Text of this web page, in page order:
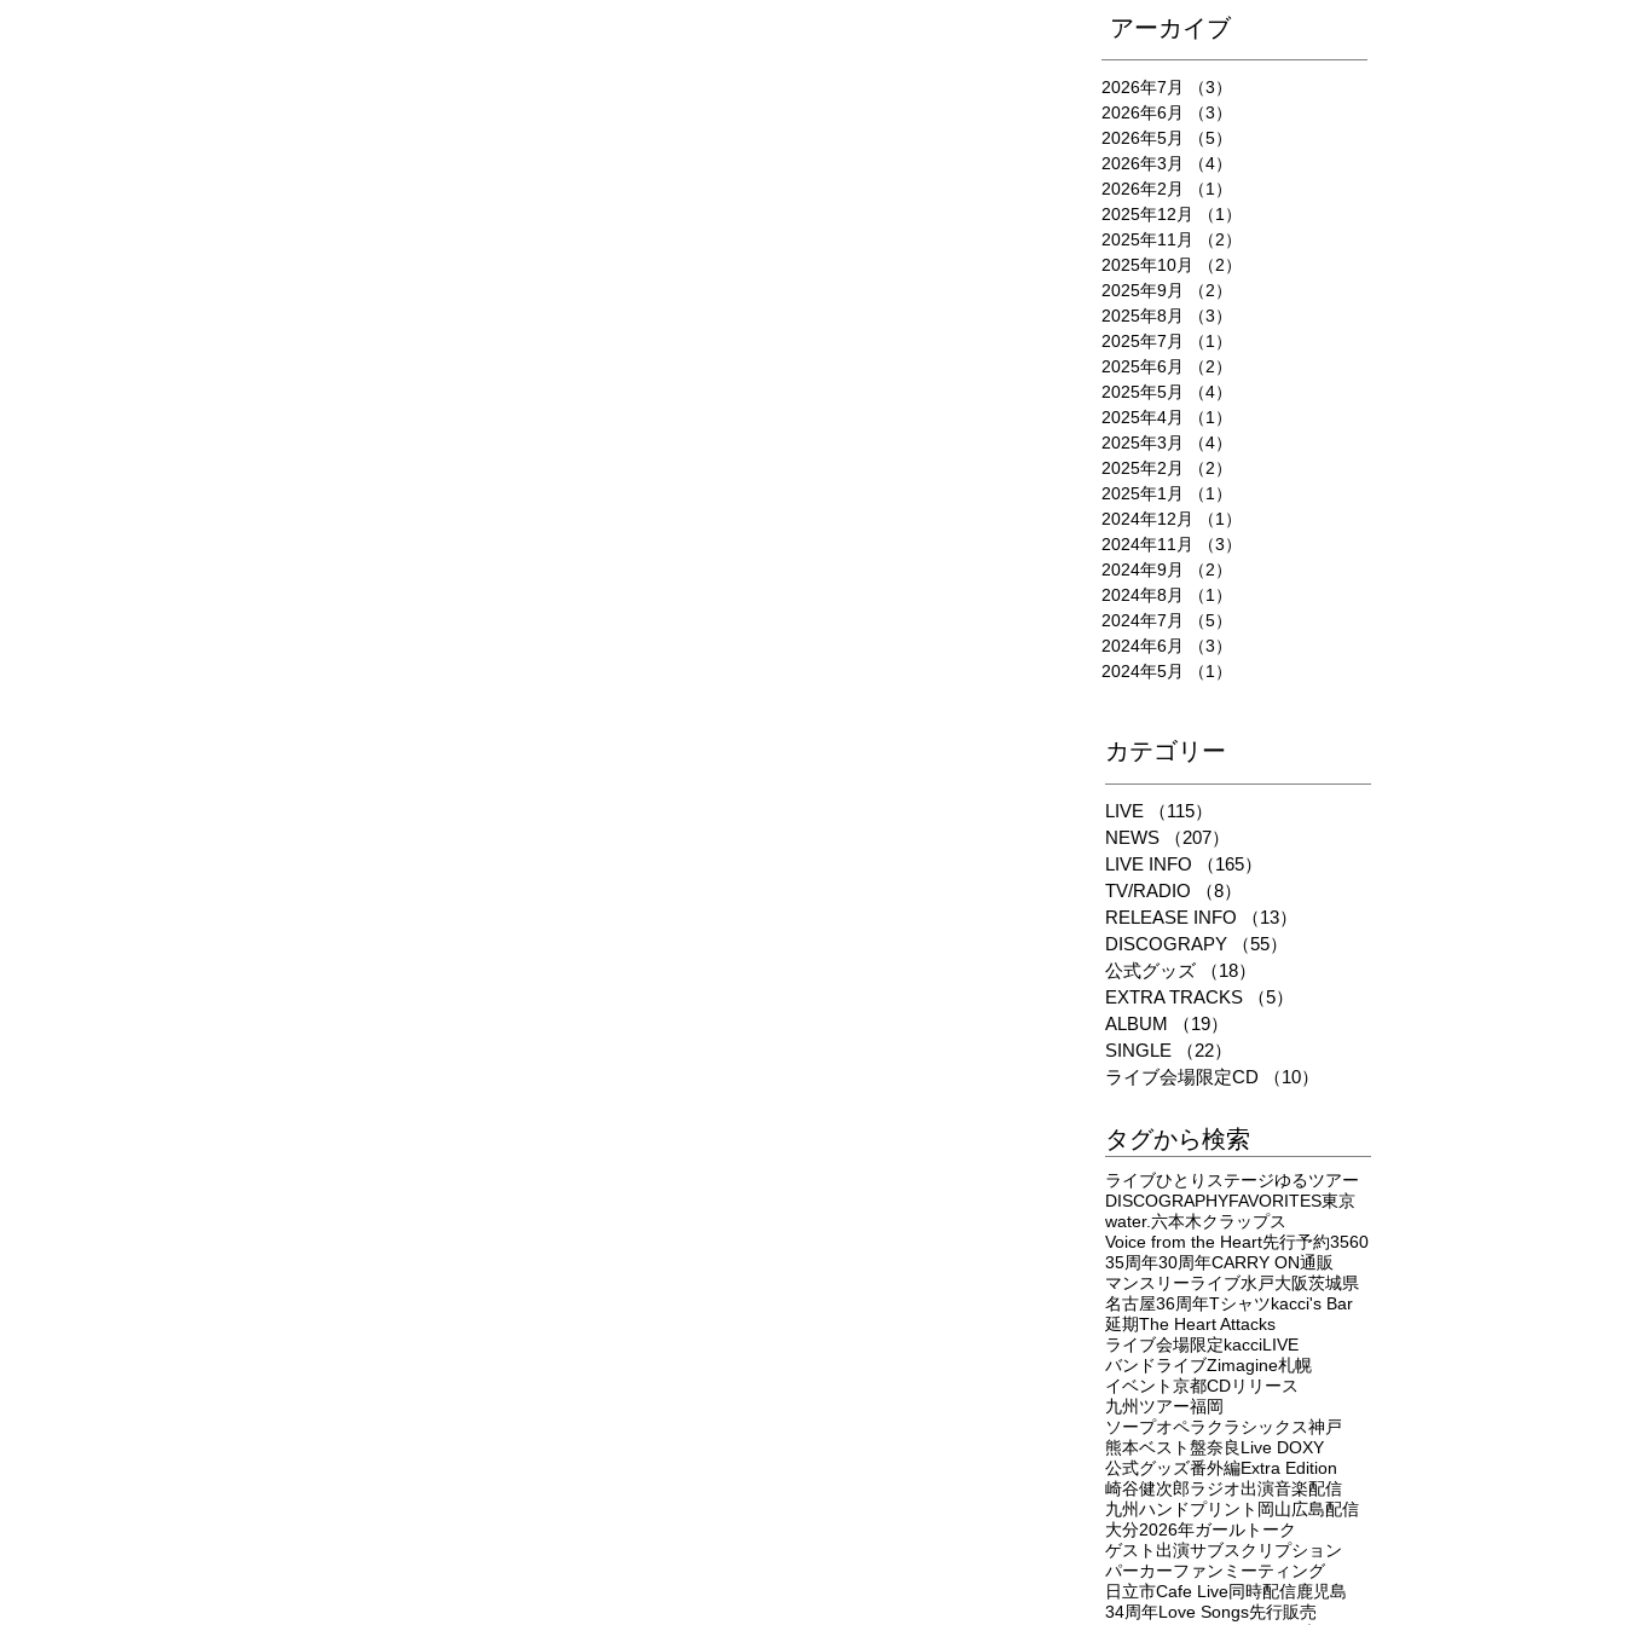
アーカイブ
2026年7月 （3）
2026年6月
（3）
2026年5月
（5）
2026年3月
（4）
2026年2月
（1）
2025年12月
（1）
2025年11月
（2）
2025年10月
（2）
2025年9月
（2）
2025年8月
（3）
2025年7月
（1）
2025年6月
（2）
2025年5月
（4）
2025年4月
（1）
2025年3月
（4）
2025年2月
（2）
2025年1月
（1）
2024年12月
（1）
2024年11月
（3）
2024年9月
（2）
2024年8月
（1）
2024年7月
（5）
2024年6月
（3）
2024年5月
（1）
​カテゴリー
LIVE （115）
NEWS
（207）
LIVE INFO
（165）
TV/RADIO
（8）
RELEASE INFO
（13）
DISCOGRAPY
（55）
公式グッズ
（18）
EXTRA TRACKS
（5）
ALBUM
（19）
SINGLE
（22）
ライブ会場限定CD
（10）
タグから検索
ライブひとりステージゆるツアー
DISCOGRAPHYFAVORITES東京
water.六本木クラップス
Voice from the Heart先行予約3560
35周年30周年CARRY ON通販
マンスリーライブ水戸大阪茨城県
名古屋36周年Tシャツkacci's Bar
延期The Heart Attacks
ライブ会場限定kacciLIVE
バンドライブZimagine札幌
イベント京都CDリリース
九州ツアー福岡
ソープオペラクラシックス神戸
熊本ベスト盤奈良Live DOXY
公式グッズ番外編Extra Edition
崎谷健次郎ラジオ出演音楽配信
九州ハンドプリント 岡山広島配信
大分2026年ガールトーク
ゲスト出演サブスクリプション
パーカーファンミーティング
日立市Cafe Live同時配信鹿児島
34周年Love Songs先行販売